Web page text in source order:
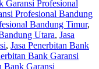
Garansi Profesional
Profesional Bandung
Bandung Timur,
Utara, Jasa
, Jasa Penerbitan Bank
Bank Garansi
Bank Garansi